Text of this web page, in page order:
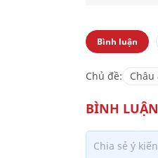
Bình luận
Chủ đề: Châu